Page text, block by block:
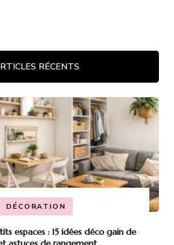
RÉCENTS
DÉCORATION
espaces : 15 idées déco gain de